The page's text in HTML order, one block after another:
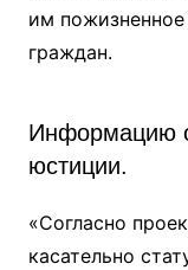
им
граждан.
Информацию
юстиции.
«Согласно
касательно